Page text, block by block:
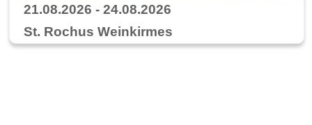
21.08.2026 - 24.08.2026
St. Rochus Weinkirmes